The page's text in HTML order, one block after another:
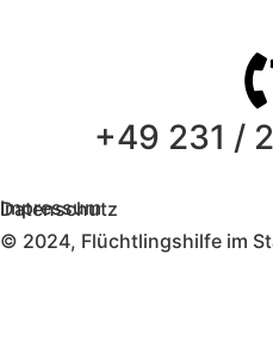
+49 231 /
Impressum
Datenschutz
© 2024, Flüchtlingshilfe im